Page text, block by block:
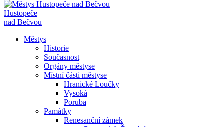
Hustopeče
nad Bečvou
Městys
Historie
Současnost
Orgány městyse
Místní části městyse
Hranické Loučky
Vysoká
Poruba
Památky
Renesanční zámek